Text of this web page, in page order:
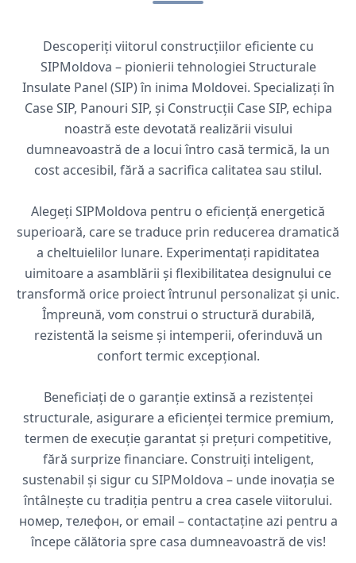
Descoperiți viitorul construcțiilor eficiente cu
SIPMoldova – pionierii tehnologiei Structurale
Insulate Panel (SIP) în inima Moldovei. Specializați în
Case SIP, Panouri SIP, și Construcții Case SIP, echipa
noastră este devotată realizării visului
dumneavoastră de a locui întro casă termică, la un
cost accesibil, fără a sacrifica calitatea sau stilul.
Alegeți SIPMoldova pentru o eficiență energetică
superioară, care se traduce prin reducerea dramatică
a cheltuielilor lunare. Experimentați rapiditatea
uimitoare a asamblării și flexibilitatea designului ce
transformă orice proiect întrunul personalizat și unic.
Împreună, vom construi o structură durabilă,
rezistentă la seisme și intemperii, oferinduvă un
confort termic excepțional.
Beneficiați de o garanție extinsă a rezistenței
structurale, asigurare a eficienței termice premium,
termen de execuție garantat și prețuri competitive,
fără surprize financiare. Construiți inteligent,
sustenabil și sigur cu SIPMoldova – unde inovația se
întâlnește cu tradiția pentru a crea casele viitorului.
номер, телефон, or email – contactaține azi pentru a
începe călătoria spre casa dumneavoastră de vis!